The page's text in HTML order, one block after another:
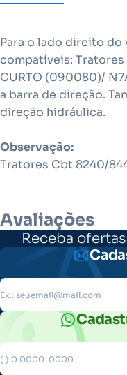
Para o lado direito do
compatíveis: Tratores
CURTO (090080)/
a barra de direção.
direção hidráulica.
Observação:
Tratores Cbt 8240/
Avaliações
Receba